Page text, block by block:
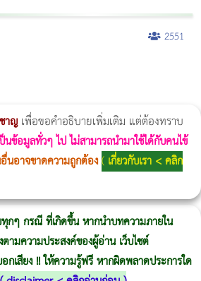
2551
าญเพื่อขอคำอธิบายเพิ่มเติม แต่ต้องทราบ
นข้อมูลทั่วๆ ไป ไม่สามารถนำมาใช้ได้กับคนไข้
นอาจขาดความถูกต้อง( เกี่ยวกับเรา < คลิก
กๆ กรณี ที่เกิดขึ้น หากนำบทความภายใน
ามความประสงค์ของผู้อ่าน เว็บไซต์
กเสียง !! ให้ความรู้ฟรี หากผิดพลาดประการใด